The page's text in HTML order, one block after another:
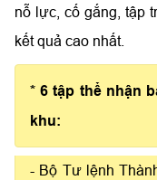
nỗ lực, cố gắng, tập
kết quả cao nhất.
* 6 tập thể nhận
khu:
- Bộ Tư lệnh